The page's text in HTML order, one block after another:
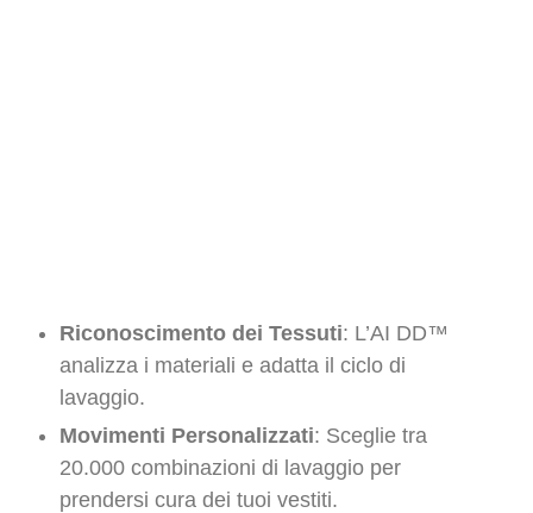
Riconoscimento dei Tessuti: L’AI DD™
analizza i materiali e adatta il ciclo di
lavaggio.
Movimenti Personalizzati: Sceglie tra
20.000 combinazioni di lavaggio per
prendersi cura dei tuoi vestiti.